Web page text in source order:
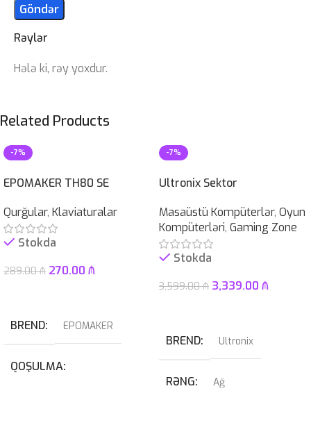
Rəylər
Hələ ki, rəy yoxdur.
Related Products
-7%
EPOMAKER TH80 SE
Qurğular, Klaviaturalar
Stokda
289.00₼ 270.00 ₼
BREND EPOMAKER
QOŞULMA
-7%
Ultronix Sektor
Masaüstü Kompüterlər, Oyun
Kompüterləri, Gaming Zone
Stokda
3,599.00₼ 3,339.00 ₼
BREND Ultronix
RƏNG Ağ